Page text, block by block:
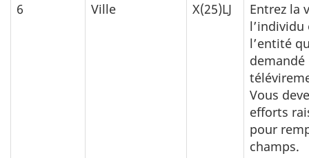
6 Ville X(25)LJ
Entrez la
l’individu
l’entité
demandé
Vous
efforts
pour
champs.